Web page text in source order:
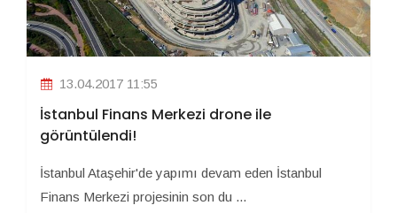
13.04.2017 11:55
İstanbul Finans Merkezi drone ile
görüntülendi!
İstanbul Ataşehir'de yapımı devam eden İstanbul
Finans Merkezi projesinin son du ...